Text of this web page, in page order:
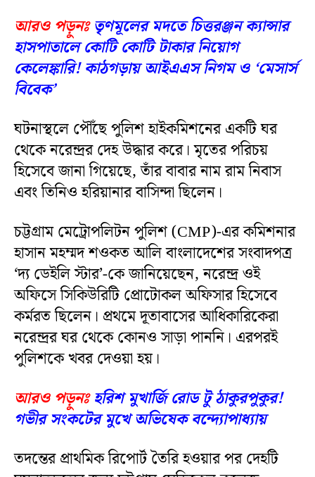
আরও পড়ুনঃ তৃণমূলের মদতে চিত্তরঞ্জন ক্যান্সার
হাসপাতালে কোটি কোটি টাকার নিয়োগ
কেলেঙ্কারি! কাঠগড়ায় আইএএস নিগম ও ‘মেসার্স
বিবেক’
ঘটনাস্থলে পৌঁছে পুলিশ হাইকমিশনের একটি ঘর
থেকে নরেন্দ্রর দেহ উদ্ধার করে। মৃতের পরিচয়
হিসেবে জানা গিয়েছে, তাঁর বাবার নাম রাম নিবাস
এবং তিনিও হরিয়ানার বাসিন্দা ছিলেন।
চট্টগ্রাম মেট্রোপলিটন পুলিশ (CMP)-এর কমিশনার
হাসান মহম্মদ শওকত আলি বাংলাদেশের সংবাদপত্র
‘দ্য ডেইলি স্টার’-কে জানিয়েছেন, নরেন্দ্র ওই
অফিসে সিকিউরিটি প্রোটোকল অফিসার হিসেবে
কর্মরত ছিলেন। প্রথমে দূতাবাসের আধিকারিকেরা
নরেন্দ্রর ঘর থেকে কোনও সাড়া পাননি। এরপরই
পুলিশকে খবর দেওয়া হয়।
আরও পড়ুনঃ হরিশ মুখার্জি রোড টু ঠাকুরপুকুর!
গভীর সংকটের মুখে অভিষেক বন্দ্যোপাধ্যায়
তদন্তের প্রাথমিক রিপোর্ট তৈরি হওয়ার পর দেহটি